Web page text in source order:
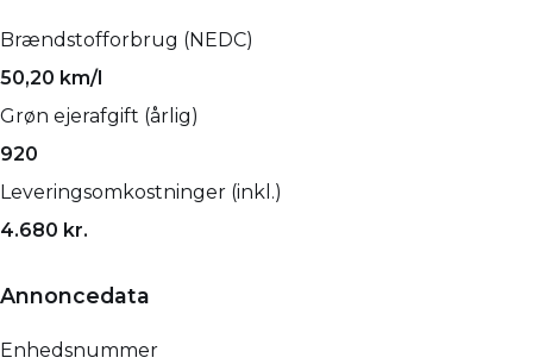
Brændstofforbrug (NEDC)
50,20 km/l
Grøn ejerafgift (årlig)
920
Leveringsomkostninger (inkl.)
4.680 kr.
Annoncedata
Enhedsnummer